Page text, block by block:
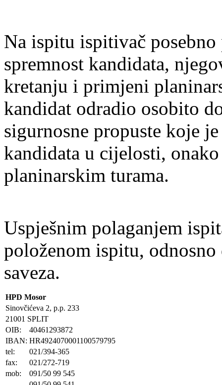
Na ispitu ispitivač
spremnost kandidata,
kretanju i primjeni
kandidat odradio osobito
sigurnosne propuste koje
kandidata u cijelosti,
planinarskim turama.
Uspješnim polaganjem
položenom ispitu,
saveza.
HPD Mosor
Sinovčićeva 2, p.p. 233
21001 SPLIT
OIB:
40461293872
IBAN: HR4924070001100579795
tel:
021/394-365
fax:
021/272-719
mob:
091/50 99 545